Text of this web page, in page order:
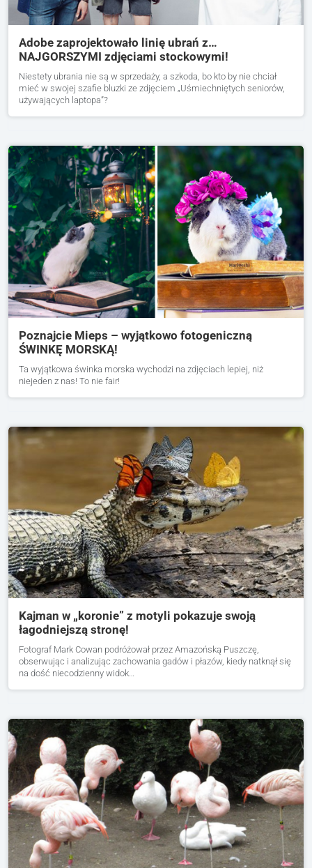
Adobe zaprojektowało linię ubrań z…
NAJGORSZYMI zdjęciami stockowymi!
Niestety ubrania nie są w sprzedaży, a szkoda, bo kto by nie chciał
mieć w swojej szafie bluzki ze zdjęciem „Uśmiechniętych seniorów,
używających laptopa”?
Poznajcie Mieps – wyjątkowo fotogeniczną
ŚWINKĘ MORSKĄ!
Ta wyjątkowa świnka morska wychodzi na zdjęciach lepiej, niż
niejeden z nas! To nie fair!
Kajman w „koronie” z motyli pokazuje swoją
łagodniejszą stronę!
Fotograf Mark Cowan podróżował przez Amazońską Puszczę,
obserwując i analizując zachowania gadów i płazów, kiedy natknął się
na dość niecodzienny widok…